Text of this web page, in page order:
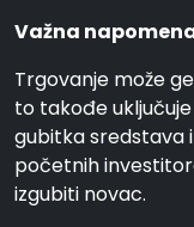
Važna
Trgovanje može
to takođe
gubitka sredstava
početnih
izgubiti novac.